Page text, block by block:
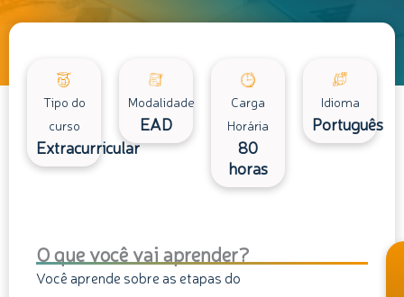
Tipo do
curso
Extracurricular
Modalidade
EAD
Carga
Horária
80
horas
Idioma
Português
O que você vai aprender?
Você aprende sobre as etapas do